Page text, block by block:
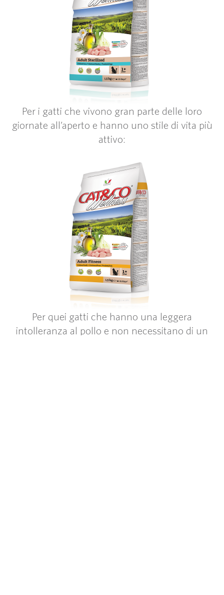
Per i gatti che vivono gran parte delle loro
giornate all’aperto e hanno uno stile di vita più
attivo:
Per quei gatti che hanno una leggera
intolleranza al pollo e non necessitano di un